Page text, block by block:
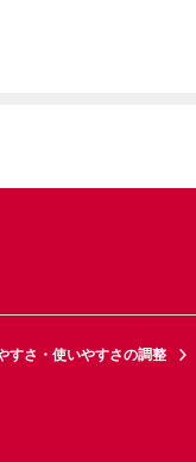
すさ・使いやすさの調整